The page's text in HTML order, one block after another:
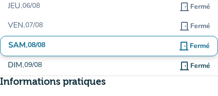
JEU.06/08 door_front Fermé
VEN.07/08 door_front Fermé
SAM.08/08 door_front Fermé
DIM.09/08 door_front Fermé
Informations pratiques